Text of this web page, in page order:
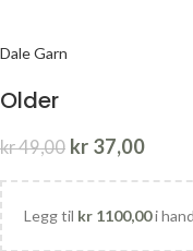
Dale Garn
Older
kr49,00 kr 37,00
Legg til kr 1100,00i